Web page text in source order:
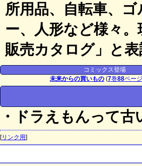
所用品、自転車、
ー、人形など様々
販売カタログ」と
コミックス登場
未来からの買いもの (7巻88ペー
・ドラえもんって
[リンク用]